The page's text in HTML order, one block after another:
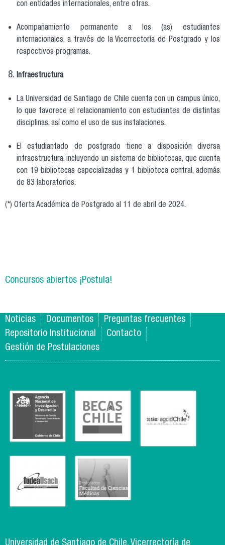
con entidades internacionales, entre otras.
Acompañamiento permanente a los (as) estudiantes
internacionales, a través de la Vicerrectoría de Postgrado y los
respectivos programas.
Infraestructura
La Universidad de Santiago de Chile cuenta con un campus único,
lo que favorece el relacionamiento con estudiantes de distintas
disciplinas, así como el uso de sus instalaciones.
El estudiantado de postgrado tiene a disposición diversa
infraestructura, incluyendo un sistema de bibliotecas, que cuenta
con 19 bibliotecas especializadas y 1 biblioteca central, además
de 83 laboratorios.
(*) Oferta Académica de Postgrado al 11 de abril de 2024.
Concursos abiertos ¡Postula!
Noticias Documentos
Preguntas frecuentes
Repositorio Institucional
Contacto
Gestión de Postulaciones